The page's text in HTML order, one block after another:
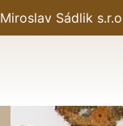
Miroslav Sádlik